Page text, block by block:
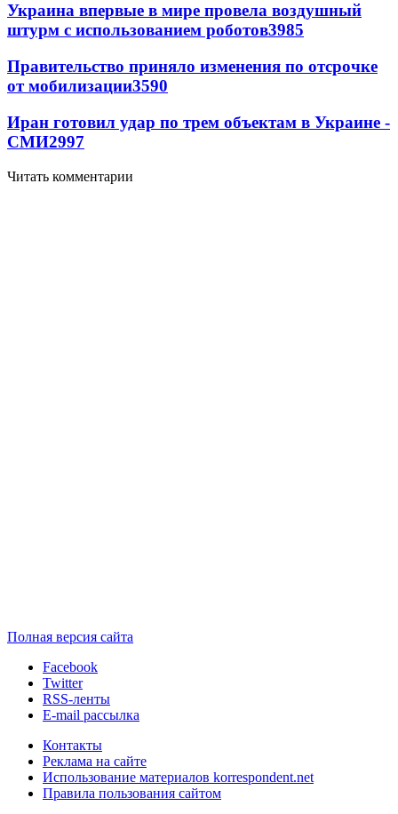
Украина впервые в мире провела воздушный
штурм с использованием роботов3985
Правительство приняло изменения по отсрочке
от мобилизации3590
Иран готовил удар по трем объектам в Украине -
СМИ2997
Читать комментарии
Полная версия сайта
Facebook
Twitter
RSS-ленты
E-mail рассылка
Контакты
Реклама на сайте
Использование материалов korrespondent.net
Правила пользования сайтом